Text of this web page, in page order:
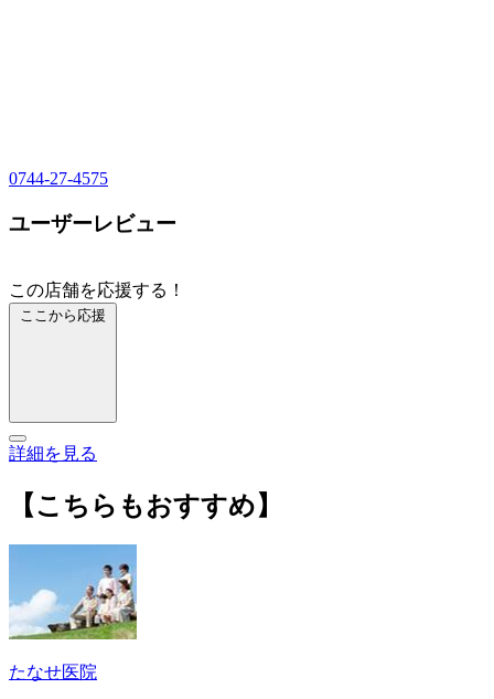
0744-27-4575
ユーザーレビュー
この店舗を応援する！
ここから応援
詳細を見る
【こちらもおすすめ】
たなせ医院